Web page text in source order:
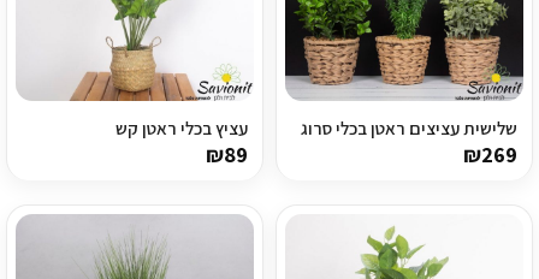
שלישית עציצים ראטן בכלי סרוג
₪269
עציץ בכלי ראטן קש
₪89